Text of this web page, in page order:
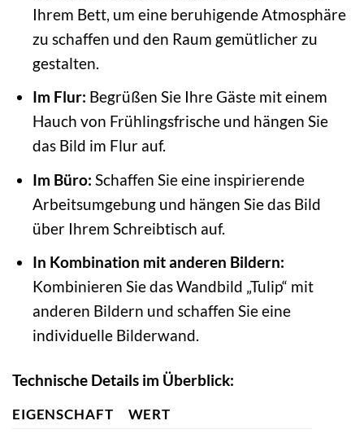
Ihrem Bett, um eine beruhigende Atmosphäre
zu schaffen und den Raum gemütlicher zu
gestalten.
Im Flur: Begrüßen Sie Ihre Gäste mit einem
Hauch von Frühlingsfrische und hängen Sie
das Bild im Flur auf.
Im Büro: Schaffen Sie eine inspirierende
Arbeitsumgebung und hängen Sie das Bild
über Ihrem Schreibtisch auf.
In Kombination mit anderen Bildern:
Kombinieren Sie das Wandbild „Tulip“ mit
anderen Bildern und schaffen Sie eine
individuelle Bilderwand.
Technische Details im Überblick:
EIGENSCHAFT
WERT